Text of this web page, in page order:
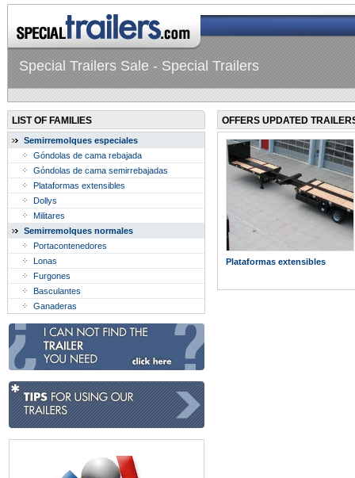
Special Trailers Sale - Special Trailers
LIST OF FAMILIES
Semirremolques especiales
Góndolas de cama rebajada
Góndolas de cama semirrebajadas
Plataformas extensibles
Dollys
Militares
Semirremolques normales
Portacontenedores
Lonas
Furgones
Basculantes
Ganaderas
OFFERS UPDATED
Plataformas extensibles